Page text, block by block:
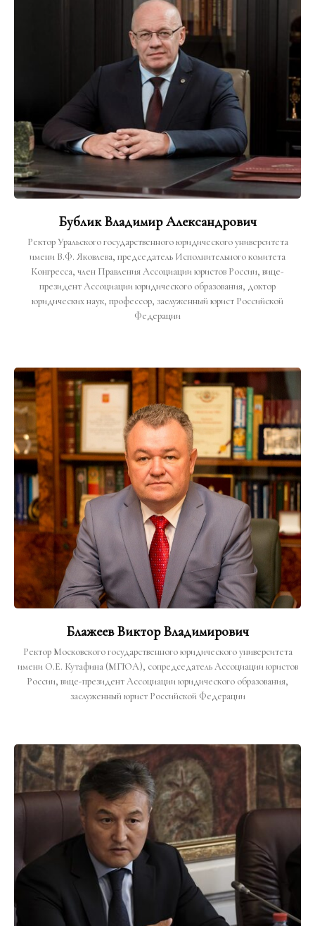
Бублик Владимир Александрович
Ректор Уральского государственного юридического университета
имени В.Ф. Яковлева, председатель Исполнительного комитета
Конгресса, член Правления Ассоциации юристов России, вице-
президент Ассоциации юридического образования, доктор
юридических наук, профессор, заслуженный юрист Российской
Федерации
Блажеев Виктор Владимирович
Ректор Московского государственного юридического университета
имени О.Е. Кутафина (МГЮА), сопредседатель Ассоциации юристов
России, вице-президент Ассоциации юридического образования,
заслуженный юрист Российской Федерации